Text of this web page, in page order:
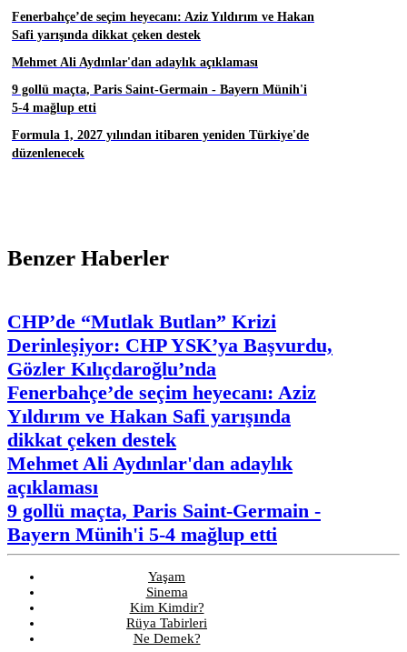
Fenerbahçe’de seçim heyecanı: Aziz Yıldırım ve Hakan
Safi yarışında dikkat çeken destek
Mehmet Ali Aydınlar'dan adaylık açıklaması
9 gollü maçta, Paris Saint-Germain - Bayern Münih'i
5-4 mağlup etti
Formula 1, 2027 yılından itibaren yeniden Türkiye'de
düzenlenecek
Benzer Haberler
CHP’de “Mutlak Butlan” Krizi
Derinleşiyor: CHP YSK’ya Başvurdu,
Gözler Kılıçdaroğlu’nda
Fenerbahçe’de seçim heyecanı: Aziz
Yıldırım ve Hakan Safi yarışında
dikkat çeken destek
Mehmet Ali Aydınlar'dan adaylık
açıklaması
9 gollü maçta, Paris Saint-Germain -
Bayern Münih'i 5-4 mağlup etti
Yaşam
Sinema
Kim Kimdir?
Rüya Tabirleri
Ne Demek?